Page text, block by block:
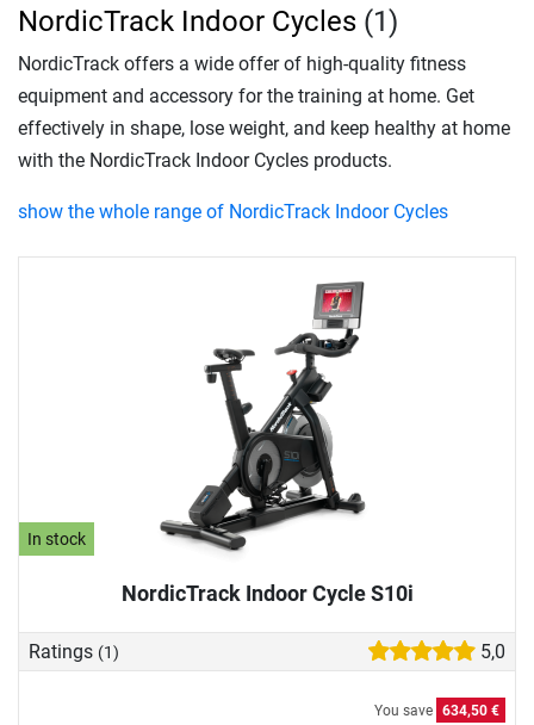
In stock
NordicTrack Indoor Cycle S10i
Ratings (1) 5,0
You save 634,50 €
NordicTrack Indoor Cycles (1)
NordicTrack offers a wide offer of high-quality fitness
equipment and accessory for the training at home. Get
effectively in shape, lose weight, and keep healthy at home
with the NordicTrack Indoor Cycles products.
show the whole range of NordicTrack Indoor Cycles